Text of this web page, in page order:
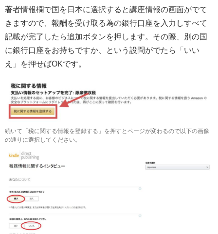
著者情報欄で国を日本に選択すると講座情報の画面がでて
きますので、報酬を受け取る為の銀行口座を入力しすべて
記載が完了したら追加ボタンを押します。その際、別の国
に銀行口座をお持ちですか、という設問がでたら「いい
え」を押せばOKです。
続いて「税に関する情報を登録する」を押すとページが変わるので以下の画像
の通りに選択してください。